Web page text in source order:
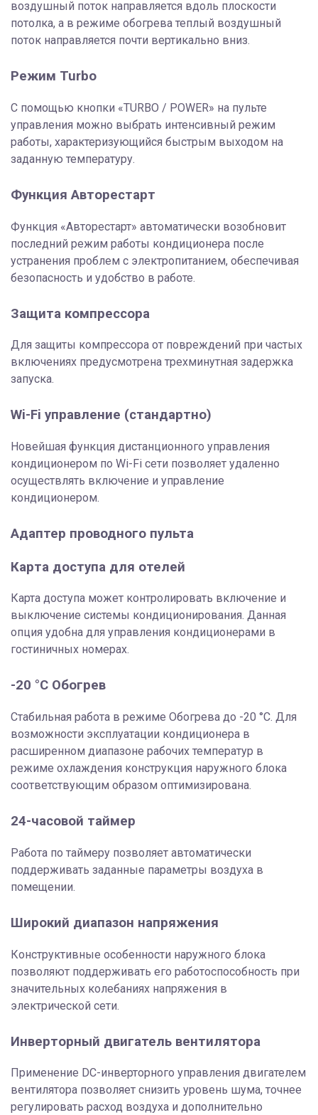
воздушный поток направляется вдоль плоскости
потолка, а в режиме обогрева теплый воздушный
поток направляется почти вертикально вниз.
Режим Turbo
С помощью кнопки «TURBO / POWER» на пульте
управления можно выбрать интенсивный режим
работы, характеризующийся быстрым выходом на
заданную температуру.
Функция Авторестарт
Функция «Авторестарт» автоматически возобновит
последний режим работы кондиционера после
устранения проблем с электропитанием, обеспечивая
безопасность и удобство в работе.
Защита компрессора
Для защиты компрессора от повреждений при частых
включениях предусмотрена трехминутная задержка
запуска.
Wi-Fi управление (стандартно)
Новейшая функция дистанционного управления
кондиционером по Wi-Fi сети позволяет удаленно
осуществлять включение и управление
кондиционером.
Адаптер проводного пульта
Карта доступа для отелей
Карта доступа может контролировать включение и
выключение системы кондиционирования. Данная
опция удобна для управления кондиционерами в
гостиничных номерах.
-20 °C Обогрев
Стабильная работа в режиме Обогрева до -20 °С. Для
возможности эксплуатации кондиционера в
расширенном диапазоне рабочих температур в
режиме охлаждения конструкция наружного блока
соответствующим образом оптимизирована.
24-часовой таймер
Работа по таймеру позволяет автоматически
поддерживать заданные параметры воздуха в
помещении.
Широкий диапазон напряжения
Конструктивные особенности наружного блока
позволяют поддерживать его работоспособность при
значительных колебаниях напряжения в
электрической сети.
Инверторный двигатель вентилятора
Применение DC-инверторного управления двигателем
вентилятора позволяет снизить уровень шума, точнее
регулировать расход воздуха и дополнительно